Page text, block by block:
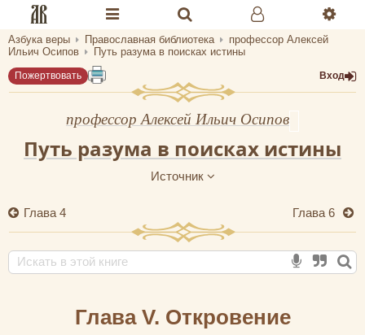
Разделы портала «Азбука веры»
Главная
Библиотеки
Молитва
Медиа
Тематическое
Азбука веры Православная библиотека
профессор Алексей
Ильич Осипов
Путь разума в поисках истины
Пожертвовать Вход
профессор Алексей Ильич Осипов
Путь разума в поисках истины
Источник
Глава 4 Глава 6
Глава V. Откровение